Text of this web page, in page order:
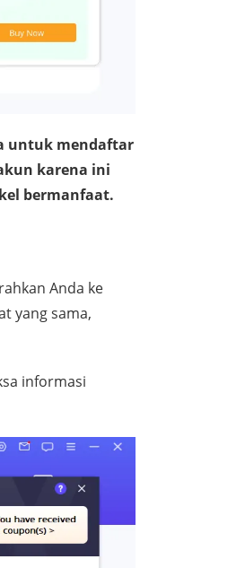
untuk mendaftar
karena ini
bermanfaat.
Anda ke
yang sama,
informasi